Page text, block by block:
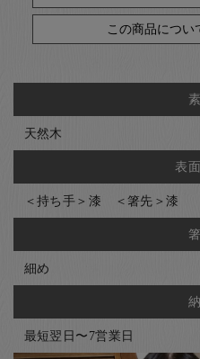
この商品につ
天然木
表
＜持ち手＞漆 ＜箸先＞漆
細め
最短翌日〜7営業日